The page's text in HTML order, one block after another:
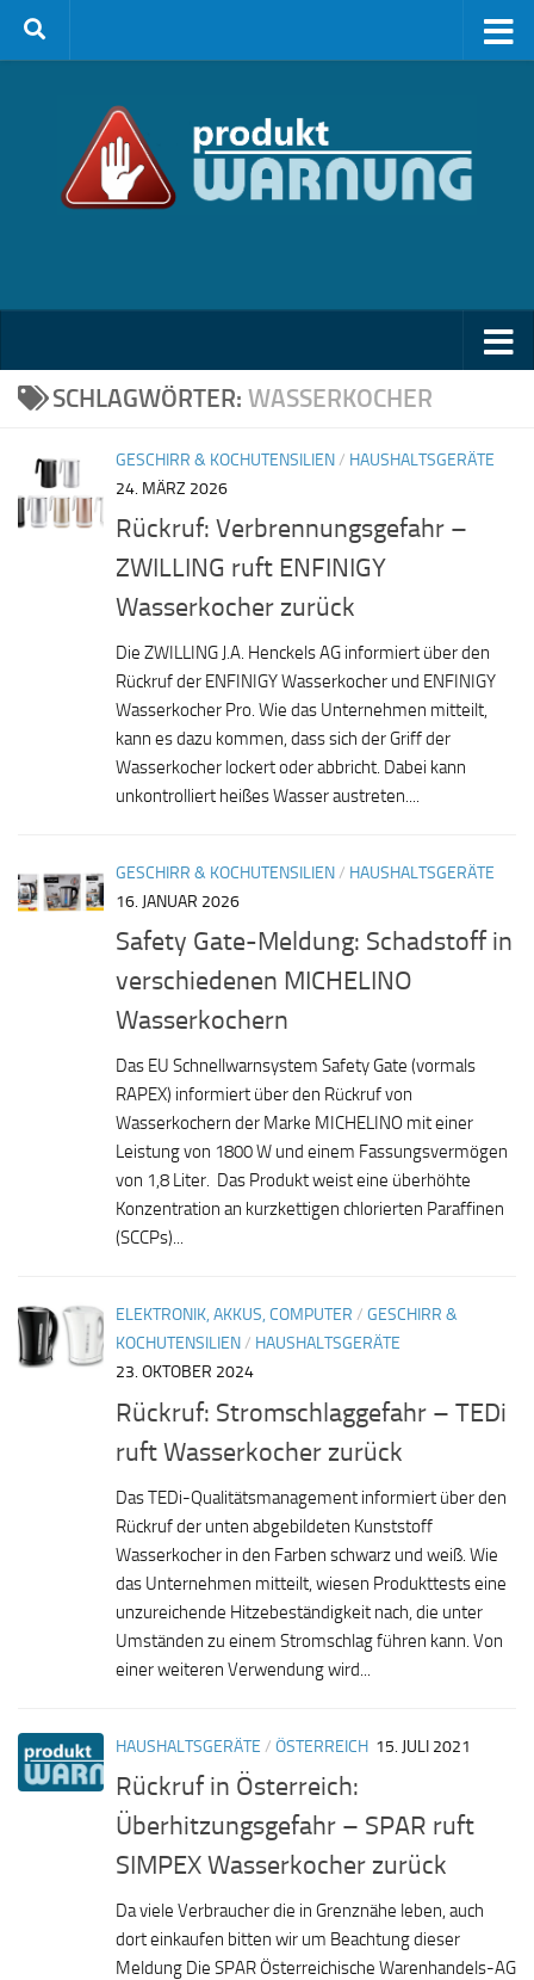
Zum Inhalt springen
SCHLAGWÖRTER: WASSERKOCHER
GESCHIRR & KOCHUTENSILIEN/ HAUSHALTSGERÄTE
24. MÄRZ 2026
Rückruf: Verbrennungsgefahr –
ZWILLING ruft ENFINIGY
Wasserkocher zurück
Die ZWILLING J.A. Henckels AG informiert über den
Rückruf der ENFINIGY Wasserkocher und ENFINIGY
Wasserkocher Pro. Wie das Unternehmen mitteilt,
kann es dazu kommen, dass sich der Griff der
Wasserkocher lockert oder abbricht. Dabei kann
unkontrolliert heißes Wasser austreten....
GESCHIRR & KOCHUTENSILIEN/ HAUSHALTSGERÄTE
16. JANUAR 2026
Safety Gate-Meldung: Schadstoff in
verschiedenen MICHELINO
Wasserkochern
Das EU Schnellwarnsystem Safety Gate (vormals
RAPEX) informiert über den Rückruf von
Wasserkochern der Marke MICHELINO mit einer
Leistung von 1800 W und einem Fassungsvermögen
von 1,8 Liter. Das Produkt weist eine überhöhte
Konzentration an kurzkettigen chlorierten Paraffinen
(SCCPs)...
ELEKTRONIK, AKKUS, COMPUTER / GESCHIRR &
KOCHUTENSILIEN/ HAUSHALTSGERÄTE
23. OKTOBER 2024
Rückruf: Stromschlaggefahr – TEDi
ruft Wasserkocher zurück
Das TEDi-Qualitätsmanagement informiert über den
Rückruf der unten abgebildeten Kunststoff
Wasserkocher in den Farben schwarz und weiß. Wie
das Unternehmen mitteilt, wiesen Produkttests eine
unzureichende Hitzebeständigkeit nach, die unter
Umständen zu einem Stromschlag führen kann. Von
einer weiteren Verwendung wird...
HAUSHALTSGERÄTE / ÖSTERREICH 15. JULI 2021
Rückruf in Österreich:
Überhitzungsgefahr – SPAR ruft
SIMPEX Wasserkocher zurück
Da viele Verbraucher die in Grenznähe leben, auch
dort einkaufen bitten wir um Beachtung dieser
Meldung Die SPAR Österreichische Warenhandels-AG